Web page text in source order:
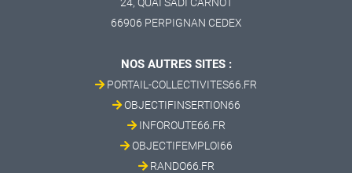
66906 PERPIGNAN CEDEX
NOS AUTRES SITES :
PORTAIL-COLLECTIVITES66.FR
OBJECTIFINSERTION66
INFOROUTE66.FR
OBJECTIFEMPLOI66
RANDO66.FR